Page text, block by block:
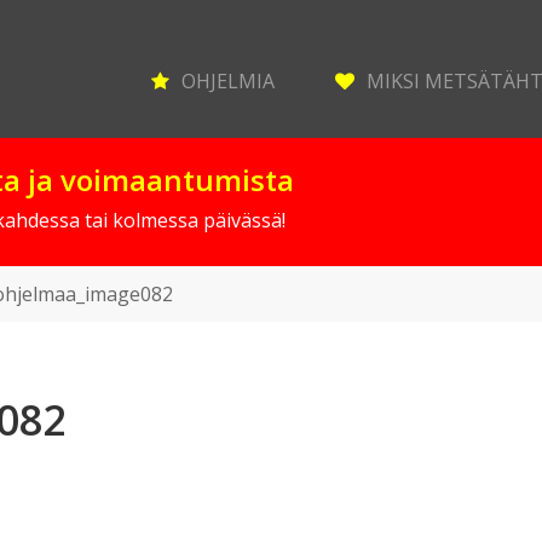
OHJELMIA MIKSI
ja voimaantumista
tai kolmessa päivässä!